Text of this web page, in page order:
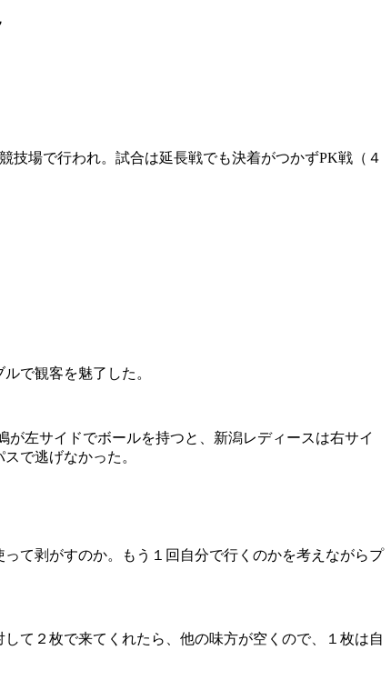
場で行われ。試合は延長戦でも決着がつかずPK戦（４
で観客を魅了した。
左サイドでボールを持つと、新潟レディースは右サイ
で逃げなかった。
て剥がすのか。もう１回自分で行くのかを考えながらプ
て２枚で来てくれたら、他の味方が空くので、１枚は自